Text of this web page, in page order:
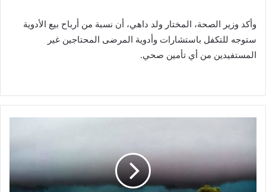
وأكد وزير الصحة، المختار ولد داهي، أن نسبة من أرباح بيع الأدوية
ستوجه للتكفل باستشارات وأدوية المرضى المحتاجين غير
المستفيدين من أي تأمين صحي.